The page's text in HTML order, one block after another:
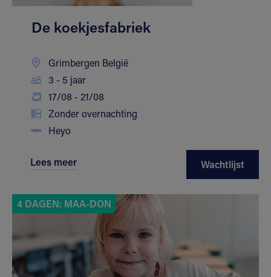
De koekjesfabriek
Grimbergen België
3 - 5 jaar
17/08 - 21/08
Zonder overnachting
Heyo
Lees meer Wachtlijst
4 DAGEN: MAA-DON